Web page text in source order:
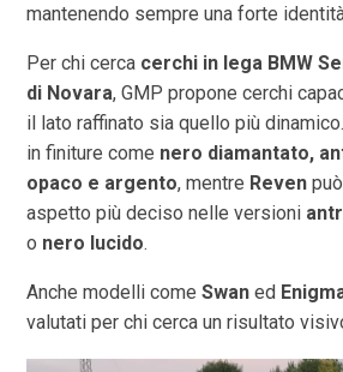
mantenendo sempre una forte
Per chi cerca cerchi in lega BMW
di Novara, GMP propone cerchi
il lato raffinato sia quello più dinamico.
in finiture come nero diamantato,
opaco e argento, mentre Reven
aspetto più deciso nelle versioni
o nero lucido.
Anche modelli comeSwan ed
valutati per chi cerca un risultato